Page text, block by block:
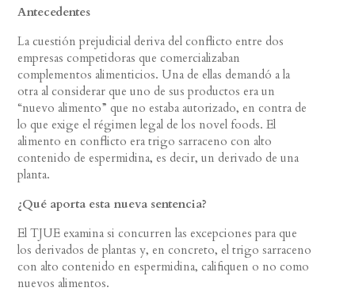
Antecedentes
La cuestión prejudicial deriva del conflicto entre dos
empresas competidoras que comercializaban
complementos alimenticios. Una de ellas demandó a la
otra al considerar que uno de sus productos era un
“nuevo alimento” que no estaba autorizado, en contra de
lo que exige el régimen legal de los novel foods. El
alimento en conflicto era trigo sarraceno con alto
contenido de espermidina, es decir, un derivado de una
planta.
¿Qué aporta esta nueva sentencia?
El TJUE examina si concurren las excepciones para que
los derivados de plantas y, en concreto, el trigo sarraceno
con alto contenido en espermidina, califiquen o no como
nuevos alimentos.